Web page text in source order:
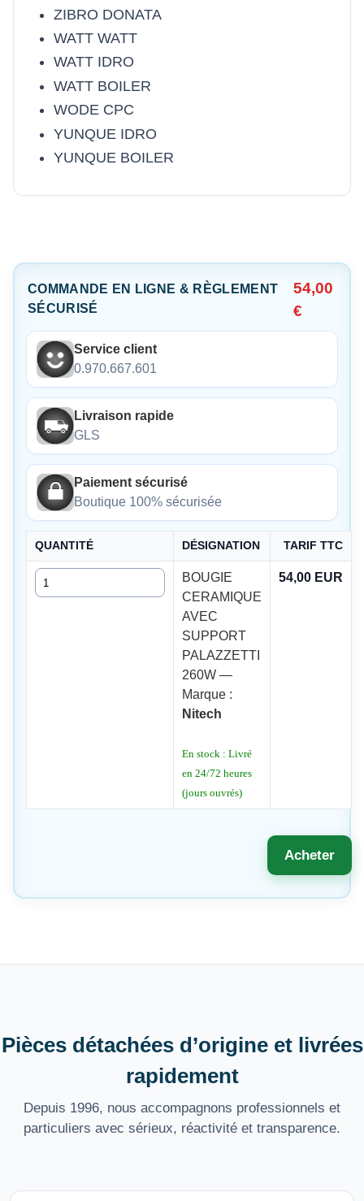
ZIBRO DONATA
WATT WATT
WATT IDRO
WATT BOILER
WODE CPC
YUNQUE IDRO
YUNQUE BOILER
COMMANDE EN LIGNE & RÈGLEMENT
SÉCURISÉ
54,00
€
Service client
0.970.667.601
Livraison rapide
GLS
Paiement sécurisé
Boutique 100% sécurisée
QUANTITÉ DÉSIGNATION TARIF TTC
Quantité
BOUGIE
CERAMIQUE
AVEC
SUPPORT
PALAZZETTI
260W —
Marque :
Nitech
En stock : Livré
en 24/72 heures
(jours ouvrés)
54,00 EUR
Acheter
Pièces détachées d’origine et livrées
rapidement
Depuis 1996, nous accompagnons professionnels et
particuliers avec sérieux, réactivité et transparence.